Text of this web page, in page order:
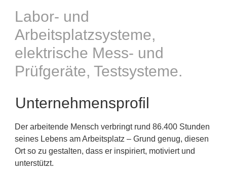
Labor- und
Arbeitsplatzsysteme,
elektrische Mess- und
Prüfgeräte, Testsysteme.
Unternehmensprofil
Der arbeitende Mensch verbringt rund 86.400 Stunden
seines Lebens am Arbeitsplatz – Grund genug, diesen
Ort so zu gestalten, dass er inspiriert, motiviert und
unterstützt.